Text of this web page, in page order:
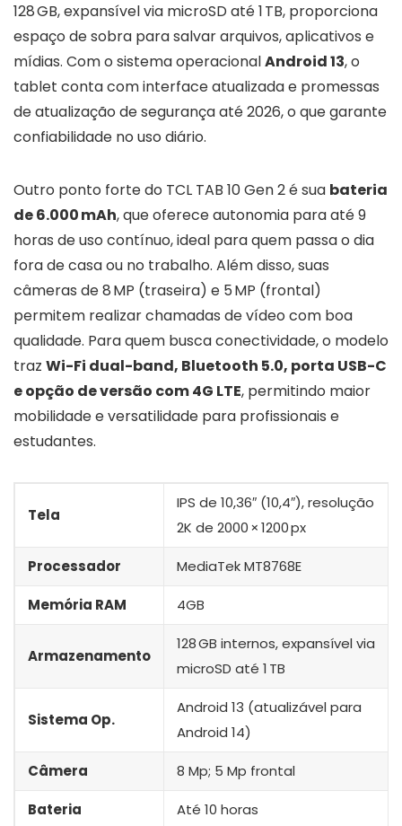
128 GB, expansível via microSD até 1 TB, proporciona
espaço de sobra para salvar arquivos, aplicativos e
mídias. Com o sistema operacionalAndroid 13, o
tablet conta com interface atualizada e promessas
de atualização de segurança até 2026, o que garante
confiabilidade no uso diário.
Outro ponto forte do TCL TAB 10 Gen 2 é sua bateria
de 6.000 mAh, que oferece autonomia para até 9
horas de uso contínuo, ideal para quem passa o dia
fora de casa ou no trabalho. Além disso, suas
câmeras de 8 MP (traseira) e 5 MP (frontal)
permitem realizar chamadas de vídeo com boa
qualidade. Para quem busca conectividade, o modelo
traz Wi-Fi dual-band, Bluetooth 5.0, porta USB-C
e opção de versão com 4G LTE, permitindo maior
mobilidade e versatilidade para profissionais e
estudantes.
Tela
IPS de 10,36″ (10,4″), resolução
2K de 2000 × 1200 px
Processador MediaTek MT8768E
Memória RAM 4GB
Armazenamento
128 GB internos, expansível via
microSD até 1 TB
Sistema Op.
Android 13 (atualizável para
Android 14)
Câmera 8 Mp; 5 Mp frontal
Bateria Até 10 horas